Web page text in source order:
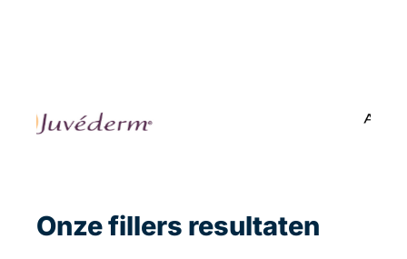
Onze fillers resultaten